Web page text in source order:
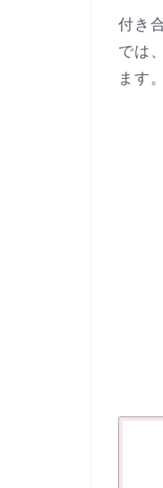
付き
では
ます。